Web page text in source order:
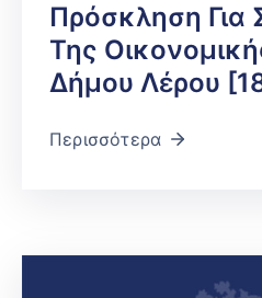
Πρόσκληση Για
Της
Δήμου Λέρου
Περισσότερα